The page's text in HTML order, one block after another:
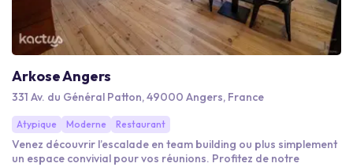
Arkose Angers
331 Av. du Général Patton, 49000 Angers, France
Atypique Moderne Restaurant
Venez découvrir l’escalade en team building ou plus simplement
un espace convivial pour vos réunions. Profitez de notre